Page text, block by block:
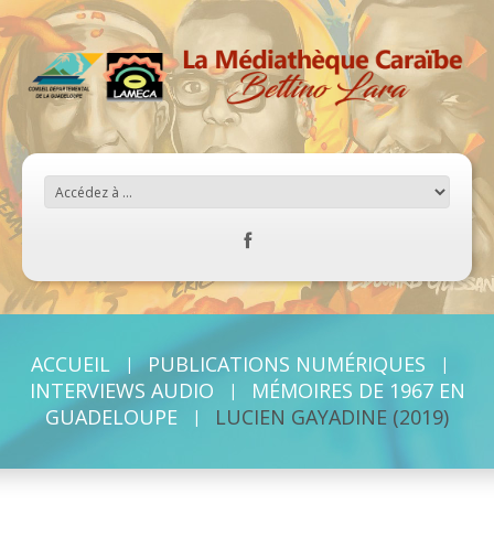
ACCUEIL
PUBLICATIONS NUMÉRIQUES
INTERVIEWS AUDIO
MÉMOIRES DE 1967 EN
GUADELOUPE
LUCIEN GAYADINE (2019)